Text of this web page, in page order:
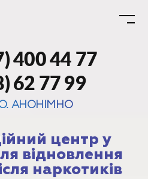
400 44 77
62 77 99
АНОНІМНО
центр у
відновлення
наркотиків